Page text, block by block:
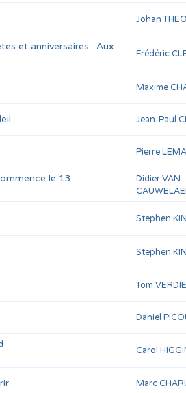
Johan
et anniversaires : Aux
Frédéric
Maxime
Jean-Paul
Pierre
le 13
Didier VAN
Stephen
Stephen
Tom
Daniel
Carol
Marc